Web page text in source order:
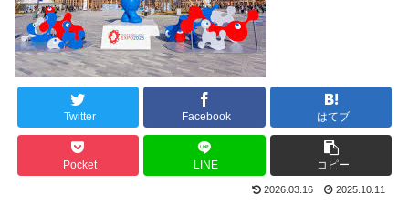
Twitter Facebook はてブ
Pocket LINE コピー
2026.03.16 2025.10.11